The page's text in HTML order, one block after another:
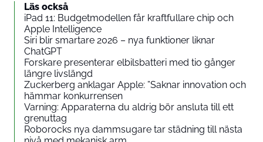
Läs också
iPad 11: Budgetmodellen får kraftfullare chip och
Apple Intelligence
Siri blir smartare 2026 – nya funktioner liknar
ChatGPT
Forskare presenterar elbilsbatteri med tio gånger
längre livslängd
Zuckerberg anklagar Apple: ”Saknar innovation och
hämmar konkurrensen
Varning: Apparaterna du aldrig bör ansluta till ett
grenuttag
Roborocks nya dammsugare tar städning till nästa